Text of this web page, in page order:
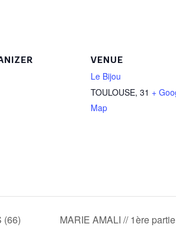
VENUE
Le Bijou
TOULOUSE, 31 +
Map
(66) MARIE AMALI // 1ère